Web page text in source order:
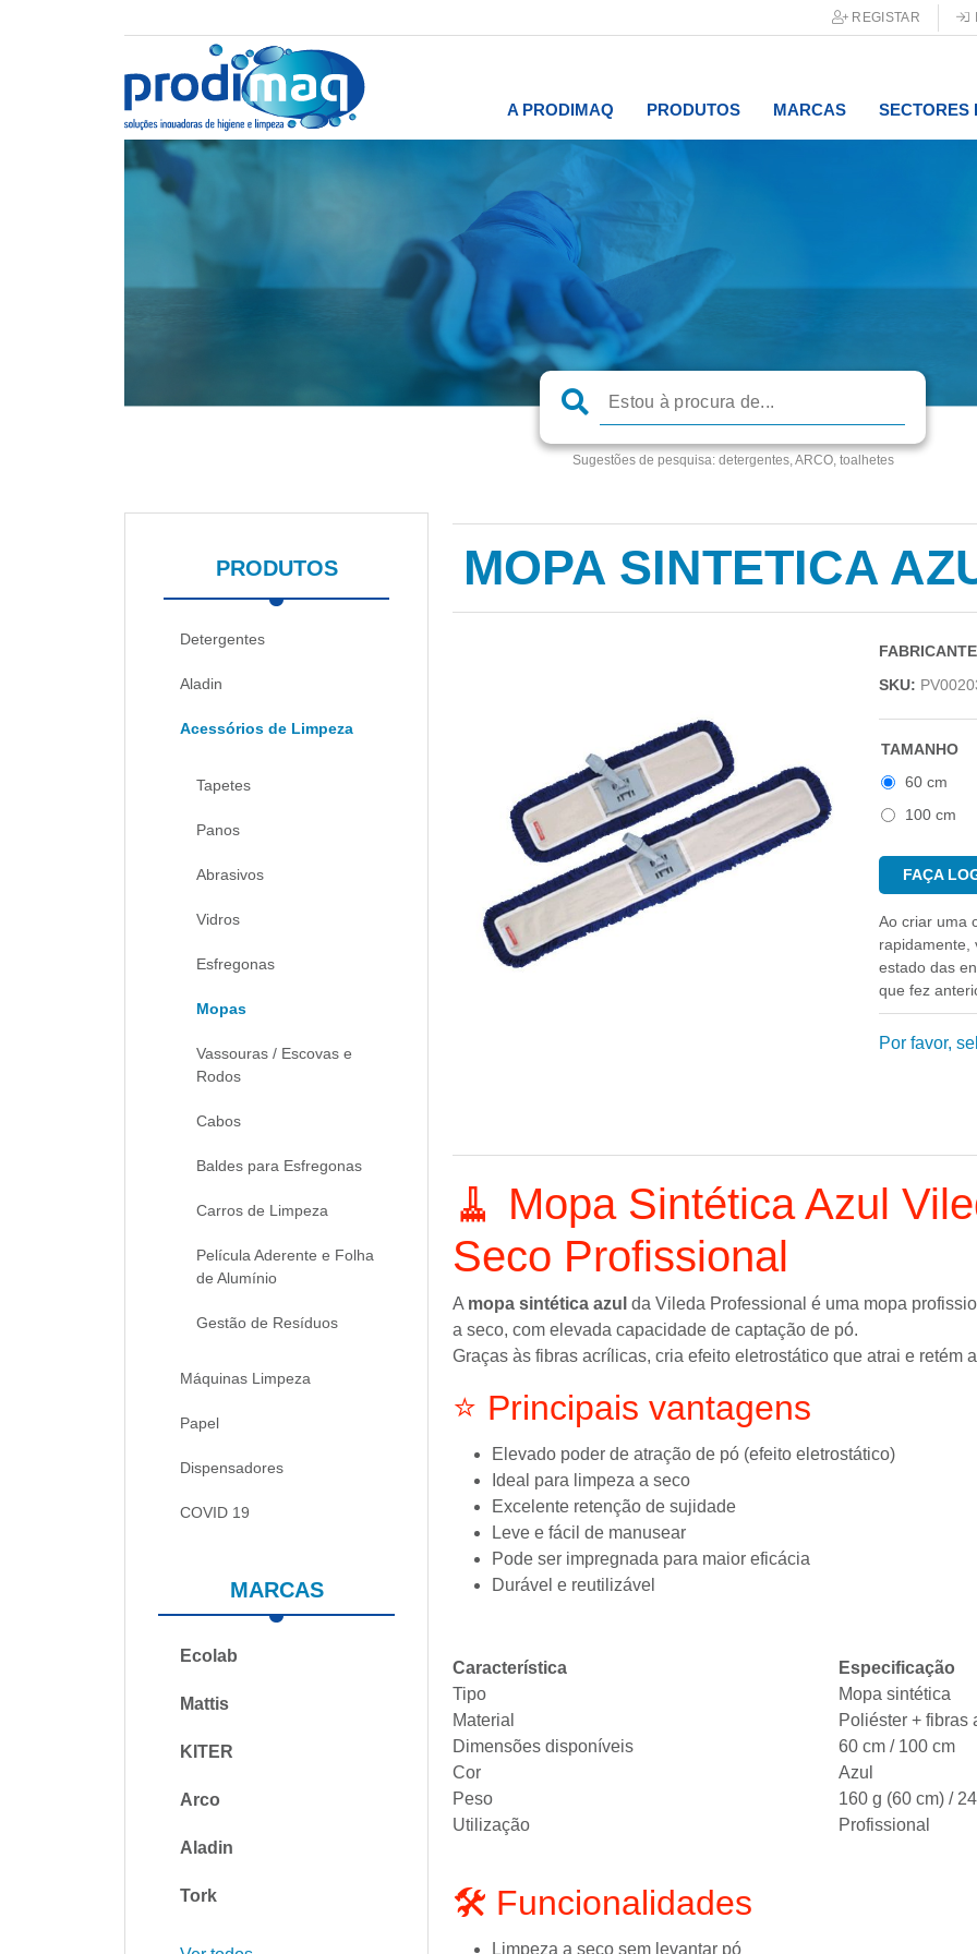
REGISTAR
A PRODIMAQ PRODUTOS MARCAS SECTORES
Sugestões de pesquisa:detergentes, ARCO, toalhetes
PRODUTOS
Detergentes
Aladin
Acessórios de Limpeza
Tapetes
Panos
Abrasivos
Vidros
Esfregonas
Mopas
Vassouras / Escovas e
Rodos
Cabos
Baldes para Esfregonas
Carros de Limpeza
Película Aderente e Folha
de Alumínio
Gestão de Resíduos
Máquinas Limpeza
Papel
Dispensadores
COVID 19
MARCAS
Ecolab
Mattis
KITER
Arco
Aladin
Tork
MOPA SINTETICA
SKU:
TAMANHO
60 cm
100 cm
FAÇA
Ao criar uma
rapidamente,
estado das
que fez
Por favor,
🧹 Mopa Sintética Azul
Seco Profissional
A mopa sintética azul daVileda Professional é uma mopa
a seco, com elevada capacidade de captação de pó.
Graças às fibras acrílicas, cria efeito eletrostático que atrai e retém
⭐ Principais vantagens
Elevado poder de atração de pó (efeito eletrostático)
Ideal para limpeza a seco
Excelente retenção de sujidade
Leve e fácil de manusear
Pode ser impregnada para maior eficácia
Durável e reutilizável
Característica
Especificação
Tipo
Mopa sintética
Material
Poliéster + fibras
Dimensões disponíveis
60 cm / 100 cm
Cor
Azul
Peso
160 g (60 cm) /
Utilização
Profissional
🛠️ Funcionalidades
Limpeza a seco sem levantar pó